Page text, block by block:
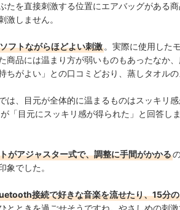
たを直接刺激する位置にエアバッグがある
激しません。
フトながらほどよい刺激 。実際に使用した
商品には温まり方が弱いものもあったなか
ちがよい」との口コミどおり、蒸しタオル
は、目元が全体的に温まるものはスッキリ
「目元にスッキリ感が得られた」と回答しま
がアジャスター式で、調整に手間がかかる
象でした。
接続で好きな音楽を流せたり、15分
とときを過ごせそうですね。やさしめの刺